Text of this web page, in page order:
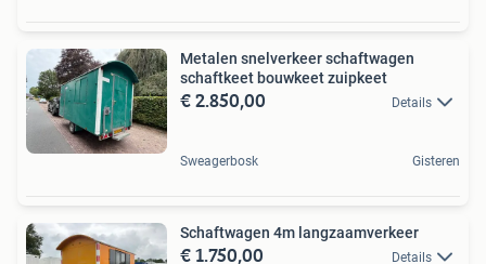
Metalen snelverkeer schaftwagen
schaftkeet bouwkeet zuipkeet
€ 2.850,00 Details
Sweagerbosk Gisteren
Schaftwagen 4m langzaamverkeer
€ 1.750,00 Details